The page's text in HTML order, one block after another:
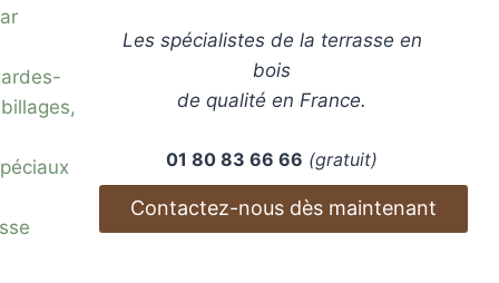
Les spécialistes de la terrasse en
bois
de qualité en France.
01 80 83 66 66 (gratuit)
Contactez-nous dès maintenant